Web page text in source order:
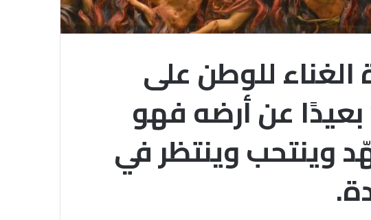
للوطن على
عن أرضه فهو
وينتحب وينتظر في